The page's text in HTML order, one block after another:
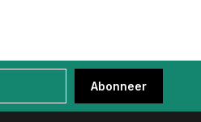
Abonneer